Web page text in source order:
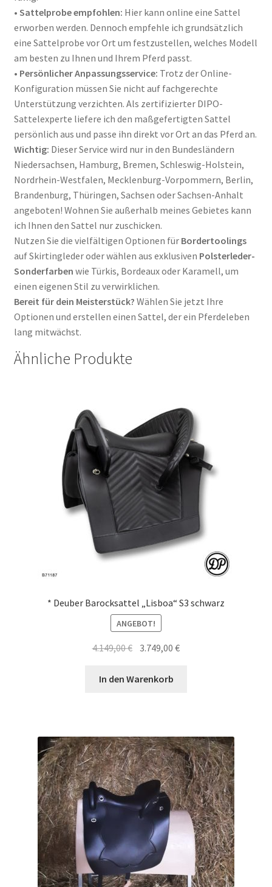
• Sattelprobe empfohlen: Hier kann online eine Sattel
erworben werden. Dennoch empfehle ich grundsätzlich
eine Sattelprobe vor Ort um festzustellen, welches Modell
am besten zu Ihnen und Ihrem Pferd passt.
• Persönlicher Anpassungsservice: Trotz der Online-
Konfiguration müssen Sie nicht auf fachgerechte
Unterstützung verzichten. Als zertifizierter DIPO-
Sattelexperte liefere ich den maßgefertigten Sattel
persönlich aus und passe ihn direkt vor Ort an das Pferd an.
Wichtig: Dieser Service wird nur in den Bundesländern
Niedersachsen, Hamburg, Bremen, Schleswig-Holstein,
Nordrhein-Westfalen, Mecklenburg-Vorpommern, Berlin,
Brandenburg, Thüringen, Sachsen oder Sachsen-Anhalt
angeboten! Wohnen Sie außerhalb meines Gebietes kann
ich Ihnen den Sattel nur zuschicken.
Nutzen Sie die vielfältigen Optionen für Bordertoolings
auf Skirtingleder oder wählen aus exklusiven Polsterleder-
Sonderfarben wie Türkis, Bordeaux oder Karamell, um
einen eigenen Stil zu verwirklichen.
Bereit für dein Meisterstück? Wählen Sie jetzt Ihre
Optionen und erstellen einen Sattel, der ein Pferdeleben
lang mitwächst.
Ähnliche Produkte
* Deuber Barocksattel „Lisboa“ S3 schwarz
ANGEBOT!
4.149,00€ Ursprünglicher
war:
3.749,00€Aktueller
In den Warenkorb